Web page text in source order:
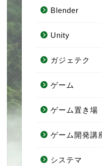
Blender
Unity
ガジェテク
ゲーム
ゲーム置き場
ゲーム開発講
システマ